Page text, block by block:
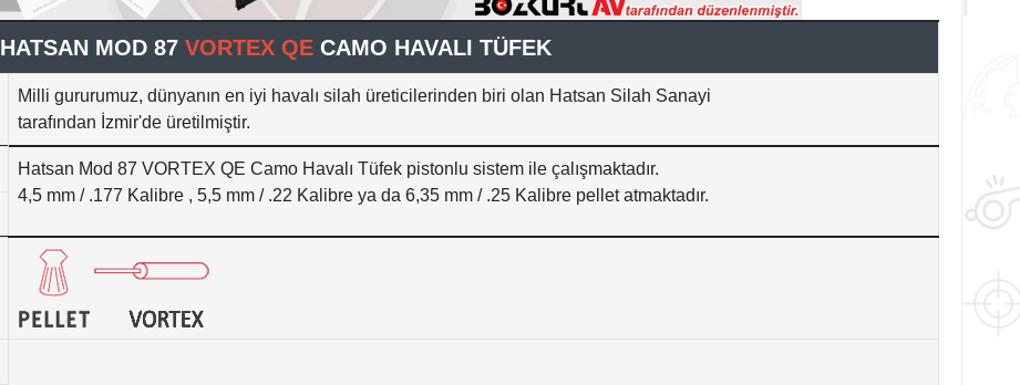
HATSAN MOD 87 VORTEX QE CAMO HAVALI TÜFEK
Milli gururumuz, dünyanın en iyi havalı silah üreticilerinden biri olan Hatsan Silah Sanayi
tarafından İzmir'de üretilmiştir.
Hatsan Mod 87 VORTEX QE Camo Havalı Tüfek pistonlu sistem ile çalışmaktadır.
4,5 mm / .177 Kalibre , 5,5 mm / .22 Kalibre ya da 6,35 mm / .25 Kalibre pellet atmaktadır.